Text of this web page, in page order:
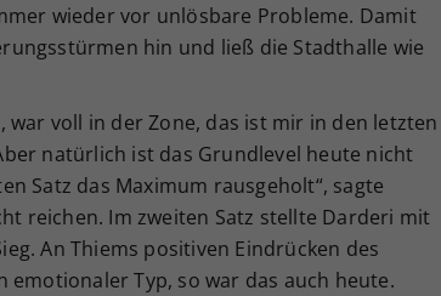
wieder vor unlösbare Probleme. Damit
hin und ließ die Stadthalle wie
voll in der Zone, das ist mir in den letzten
natürlich ist das Grundlevel heute nicht
Satz das Maximum rausgeholt“, sagte
reichen. Im zweiten Satz stellte Darderi mit
An Thiems positiven Eindrücken des
emotionaler Typ, so war das auch heute.